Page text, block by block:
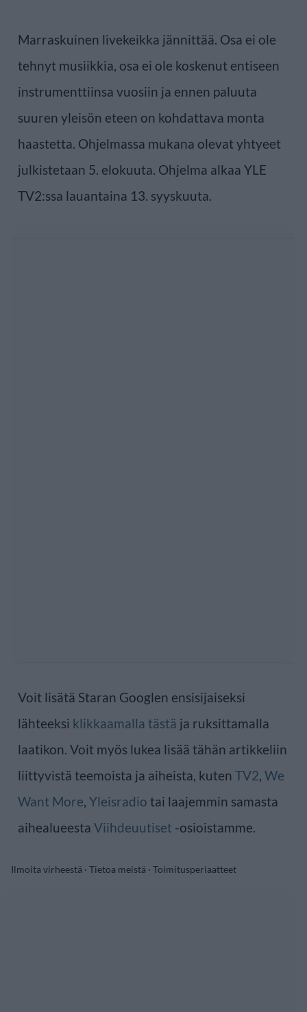
Marraskuinen livekeikka jännittää. Osa ei ole
tehnyt musiikkia, osa ei ole koskenut entiseen
instrumenttiinsa vuosiin ja ennen paluuta
suuren yleisön eteen on kohdattava monta
haastetta. Ohjelmassa mukana olevat yhtyeet
julkistetaan 5. elokuuta. Ohjelma alkaa YLE
TV2:ssa lauantaina 13. syyskuuta.
Voit lisätä Staran Googlen ensisijaiseksi
lähteeksi klikkaamalla tästä ja ruksittamalla
laatikon. Voit myös lukea lisää tähän artikkeliin
liittyvistä teemoista ja aiheista, kuten TV2, We
Want More, Yleisradio tai laajemmin samasta
aihealueesta Viihdeuutiset -osioistamme.
Ilmoita virheestä · Tietoa meistä · Toimitusperiaatteet